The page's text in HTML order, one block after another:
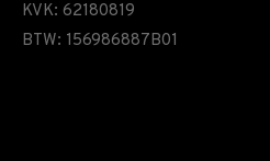
KVK: 62180819
BTW: 156986887B01